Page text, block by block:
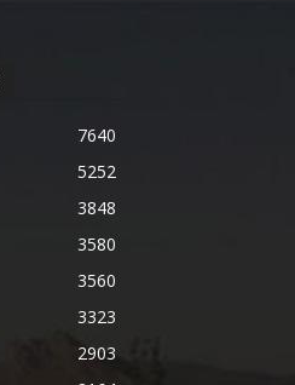
7640
5252
3848
3580
3560
3323
2903